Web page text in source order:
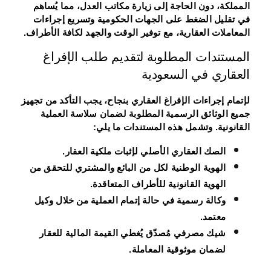
المملكة، دون الحاجة إلى زيارة مكاتب العدل، مما يُساهم
في تقليل الضغط على الجهات الحكومية وتسريع إجراءات
المعاملات العقارية، مع توفير الوقت والجهد لكافة الأطراف.
المستندات المطلوبة لتقديم طلب الإفراغ
العقاري في السعودية
لإتمام إجراءات الإفراغ العقاري بنجاح، يجب التأكد من تجهيز
جميع الوثائق الرسمية المطلوبة لضمان سلاسة العملية
القانونية. وتشمل هذه المستندات ما يلي:
الصك العقاري الأصلي لإثبات ملكية العقار.
الهوية الوطنية لكل من البائع والمشتري للتحقق من
الهوية القانونية للأطراف المتعاقدة.
وكالة رسمية في حالة إتمام العملية من خلال وكيل
معتمد.
شيك مصرفي مُصدّق يُغطي القيمة المالية للعقار
لضمان موثوقية المعاملة.